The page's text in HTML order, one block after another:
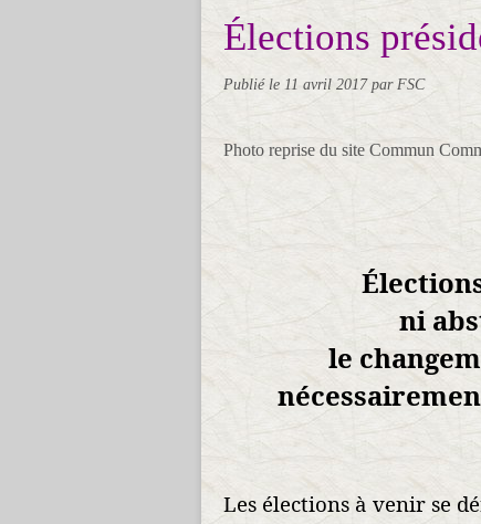
Élections
Publié le 11 avril 2017par FSC
Photo reprise du site Commun
ni
le
Les élections à venir se